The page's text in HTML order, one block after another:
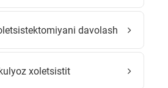
davolash
xoletsistit